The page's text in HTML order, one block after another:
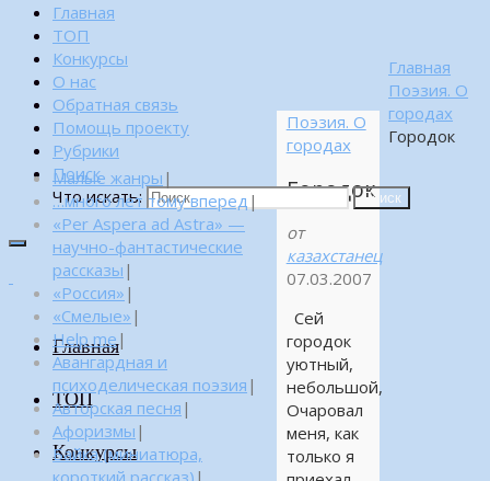
Главная
ТОП
Конкурсы
О нас
Обратная связь
Помощь проекту
Рубрики
Поиск
Что искать:
Поиск
Главная
ТОП
Конкурсы
Главная
Поэзия. О
городах
Городок
Поэзия. О
городах
Городок
от
казахстанец
07.03.2007
Сей
городок
уютный,
небольшой,
Очаровал
меня, как
только я
Малые жанры |
…много лет тому вперед |
«Per Aspera ad Astra» —
научно-фантастические
рассказы |
«Россия» |
«Смелые» |
Help me|
Авангардная и
психоделическая поэзия |
Авторская песня |
Афоризмы |
Байка (миниатюра,
короткий рассказ) |